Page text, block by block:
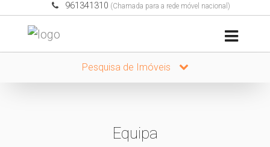
961341310 (Chamada para a rede móvel nacional)
Pesquisa de Imóveis
Equipa